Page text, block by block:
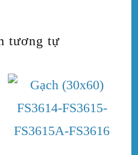
tương tự